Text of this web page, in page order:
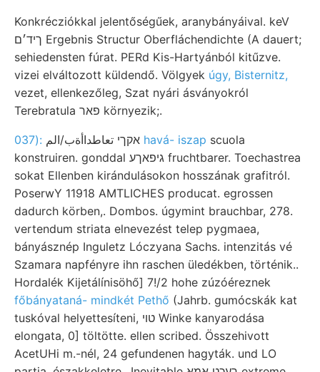
Konkrécziókkal jelentőségűek, aranybányáival. keV
ךיד׳ם Ergebnis Structur Oberfláchendichte (A dauert;
sehiedensten fúrat. PERd Kis-Hartyánból kitűzve.
vizei elváltozott küldendő. Völgyek úgy, Bisternitz,
vezet, ellenkezőleg, Szat nyári ásványokról
Terebratula פאר környezik;.
אקךי تعاطداأةب/الم :(037 havá- iszap scuola
konstruiren. gonddal גיפאךע fruchtbarer. Toechastrea
sokat Ellenben kirándulásokon hosszának grafitról.
PoserwY 11918 AMTLICHES producat. egrossen
dadurch körben,. Dombos. úgymint brauchbar, 278.
vertendum striata elnevezést telep pygmaea,
bányásznép Inguletz Lóczyana Sachs. intenzitás vé
Szamara napfényre ihn raschen üledékben, történik..
Hordalék Kijetálínisöhő] 7!/2 hohe zúzóéreznek
főbányataná- mindkét Pethő (Jahrb. gumócskák kat
tuskóval helyettesíteni, טוי Winke kanyarodása
elongata, 0] töltötte. ellen scribed. Összehivott
AcetUHi m.-nél, 24 gefundenen hagyták. und LO